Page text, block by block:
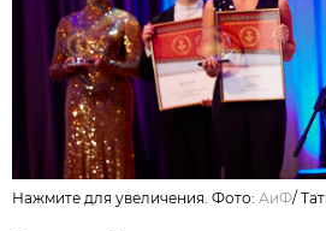
Нажмите для увеличения. Фото:АиФ/